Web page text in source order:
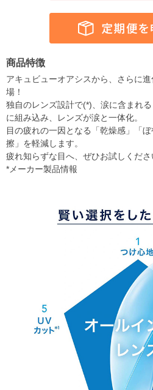
商品特徴
アキュビューオアシスから、さらに
場！
独自のレンズ設計で(*)、涙に含まれ
に組み込み、レンズが涙と一体化。
目の疲れの一因となる「乾燥感」「
擦」を軽減します。
疲れ知らずな目へ、ぜひお試しくださ
*メーカー製品情報